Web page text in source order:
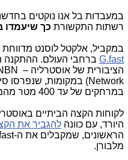
במעבדות בל אנו נוקטים
רשתות התקשורת כך שיעמדו
במקביל, אלקטל לוסנט
G.fast ברחבי העולם.
הציבורית של אוסטרליה –
Network) במקומות, שנפרסו
במרחקים של עד 400 מטר מהמחשב בבית הלקוח.
היורד, עם כוונה להגביר את
הראשונים, שמקבלים את ה-
מלבורן.